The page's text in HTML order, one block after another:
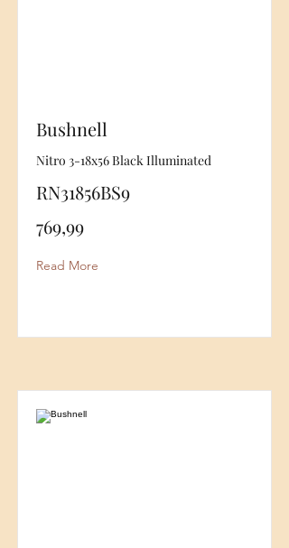
Bushnell
Nitro 3-18x56 Black Illuminated
RN31856BS9
769,99
Read More